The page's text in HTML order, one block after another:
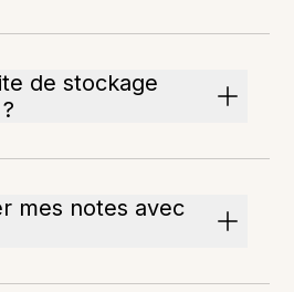
de stockage
mes notes avec